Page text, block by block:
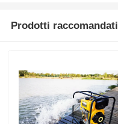
Prodotti raccomandati